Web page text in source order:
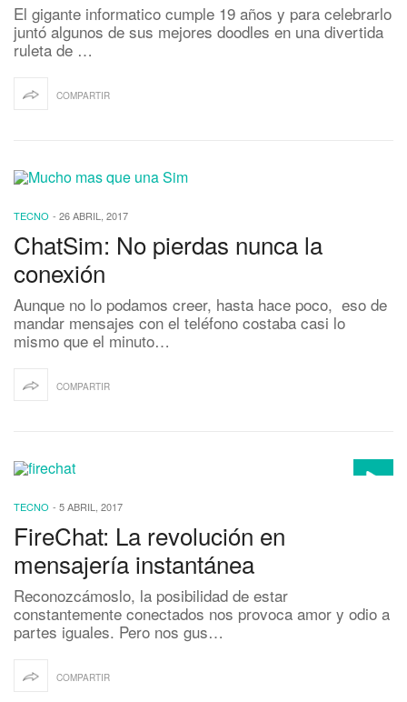
El gigante informatico cumple 19 años y para celebrarlo
juntó algunos de sus mejores doodles en una divertida
ruleta de …
COMPARTIR
TECNO - 26 ABRIL, 2017
ChatSim: No pierdas nunca la
conexión
Aunque no lo podamos creer, hasta hace poco, eso de
mandar mensajes con el teléfono costaba casi lo
mismo que el minuto…
COMPARTIR
TECNO - 5 ABRIL, 2017
FireChat: La revolución en
mensajería instantánea
Reconozcámoslo, la posibilidad de estar
constantemente conectados nos provoca amor y odio a
partes iguales. Pero nos gus…
COMPARTIR